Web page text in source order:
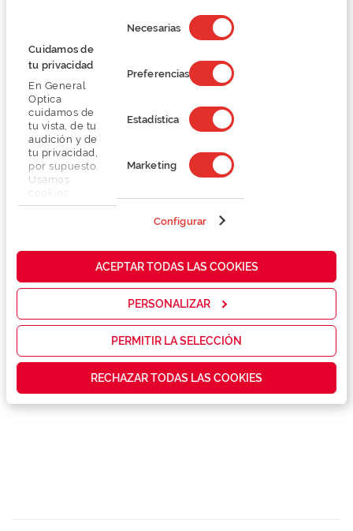
Cuidamos de
tu privacidad
En General
Optica
cuidamos de
tu vista, de tu
audición y de
tu privacidad,
por supuesto.
Usamos
propias y de
cómo mejorar
servicios y
las
que realmente
contenidos
personalizados
de
consentimiento
Necesarias
Preferencias
Estadística
Marketing
Configurar
ACEPTAR TODAS LAS COOKIES
PERSONALIZAR
PERMITIR LA SELECCIÓN
RECHAZAR TODAS LAS COOKIES
Hugo HG 1383/S HG 1383/S
123,00 €
Conselhos
Serviços exclusivos